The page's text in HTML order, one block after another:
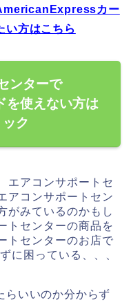
カー
い方はこちら
ンターで
使えない方は
ク
エアコンサポートセ
アコンサポートセン
がみているのかもし
トセンターの商品を
トセンターのお店で
に困っている、、、
らいいのか分からず